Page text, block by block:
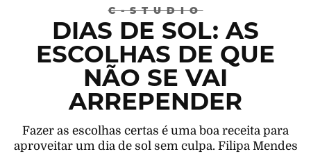
C-STUDIO
DIAS DE SOL: AS
ESCOLHAS DE QUE
NÃO SE VAI
ARREPENDER
Fazer as escolhas certas é uma boa receita para
aproveitar um dia de sol sem culpa. Filipa Mendes